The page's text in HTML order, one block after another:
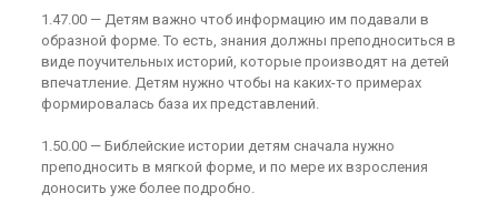
1.47.00 — Детям важно чтоб информацию им подавали в
образной форме. То есть, знания должны преподноситься в
виде поучительных историй, которые производят на детей
впечатление. Детям нужно чтобы на каких-то примерах
формировалась база их представлений.
1.50.00 — Библейские истории детям сначала нужно
преподносить в мягкой форме, и по мере их взросления
доносить уже более подробно.